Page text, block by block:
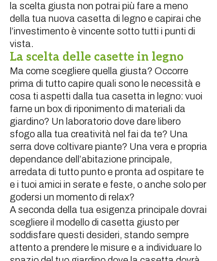
la scelta giusta non potrai più fare a meno
della tua nuova casetta di legno e capirai che
l’investimento è vincente sotto tutti i punti di
vista.
La scelta delle casette in legno
Ma come scegliere quella giusta? Occorre
prima di tutto capire quali sono le necessità e
cosa ti aspetti dalla tua casetta in legno: vuoi
farne un box di riponimento di materiali da
giardino? Un laboratorio dove dare libero
sfogo alla tua creatività nel fai da te? Una
serra dove coltivare piante? Una vera e propria
dependance dell’abitazione principale,
arredata di tutto punto e pronta ad ospitare te
e i tuoi amici in serate e feste, o anche solo per
godersi un momento di relax?
A seconda della tua esigenza principale dovrai
scegliere il modello di casetta giusto per
soddisfare questi desideri, stando sempre
attento a prendere le misure e a individuare lo